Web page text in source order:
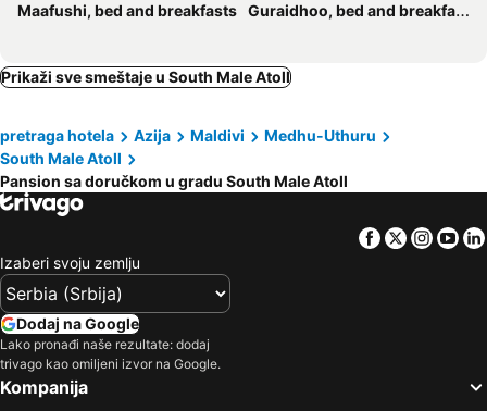
Maafushi, bed and breakfasts Guraidhoo, bed and breakfasts
Prikaži sve smeštaje u South Male Atoll
pretraga hotela Azija Maldivi
Medhu-Uthuru
South Male Atoll
Pansion sa doručkom u gradu South Male Atoll
Facebook
Twitter
Izaberi svoju zemlju
Dodaj na Google
Lako pronađi naše rezultate: dodaj
trivago kao omiljeni izvor na Google.
Kompanija